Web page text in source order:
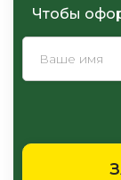
Чтобы